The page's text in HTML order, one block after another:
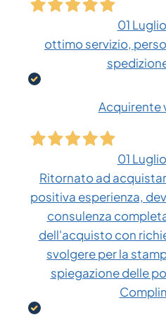
01
ottimo servizio,
Acquirente
01
Ritornato ad
positiva esperienza,
consulenza
dell'acquisto con
svolgere per la
spiegazione delle